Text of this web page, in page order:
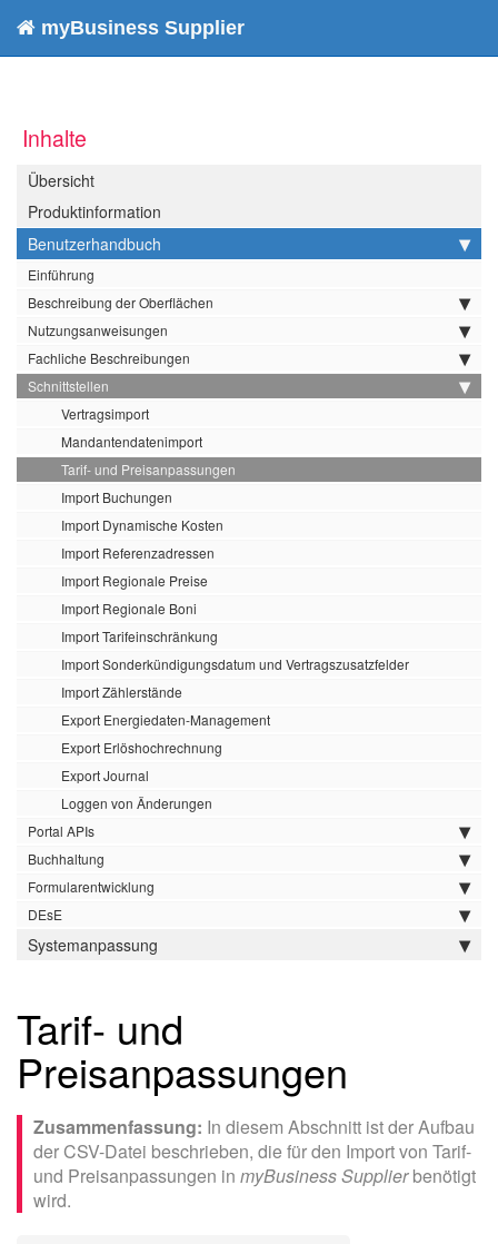
myBusiness Supplier
Inhalte
Übersicht
Produktinformation
Benutzerhandbuch
Einführung
Beschreibung der Oberflächen
Nutzungsanweisungen
Fachliche Beschreibungen
Schnittstellen
Vertragsimport
Mandantendatenimport
Tarif- und Preisanpassungen
Import Buchungen
Import Dynamische Kosten
Import Referenzadressen
Import Regionale Preise
Import Regionale Boni
Import Tarifeinschränkung
Import Sonderkündigungsdatum und Vertragszusatzfelder
Import Zählerstände
Export Energiedaten-Management
Export Erlöshochrechnung
Export Journal
Loggen von Änderungen
Portal APIs
Buchhaltung
Formularentwicklung
DEsE
Systemanpassung
Tarif- und
Preisanpassungen
In diesem Abschnitt ist der Aufbau
der CSV-Datei beschrieben, die für den Import von Tarif-
und Preisanpassungen in myBusiness Supplierbenötigt
wird.